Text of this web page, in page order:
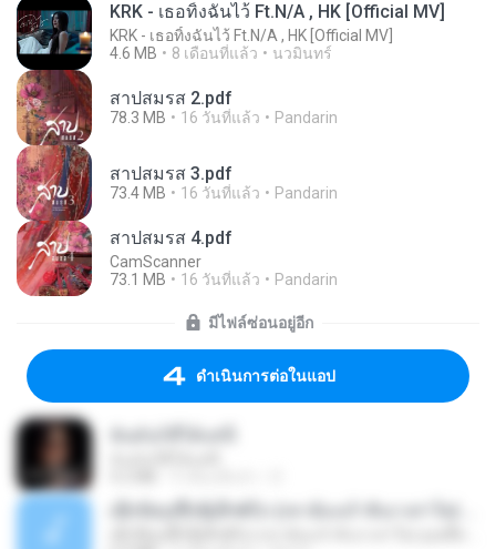
KRK - เธอทิ้งฉันไว้ Ft.N/A , HK [Official MV]
KRK - เธอทิ้งฉันไว้ Ft.N/A , HK [Official MV]
4.6 MB
8 เดือนที่แล้ว นวมินทร์
สาปสมรส 2.pdf
78.3 MB 16 วันที่แล้ว Pandarin
สาปสมรส 3.pdf
73.4 MB 16 วันที่แล้ว Pandarin
สาปสมรส 4.pdf
CamScanner
73.1 MB
16 วันที่แล้ว Pandarin
มีไฟล์ซ่อนอยู่อีก
ดำเนินการต่อในแอป